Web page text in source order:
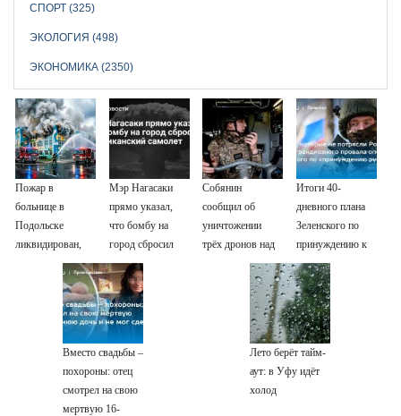
СПОРТ (325)
ЭКОЛОГИЯ (498)
ЭКОНОМИКА (2350)
Пожар в
больнице в
Подольске
ликвидирован,
Мэр Нагасаки
прямо указал,
что бомбу на
город сбросил
американский
самолет
Собянин
сообщил об
уничтожении
трёх дронов над
Итоги 40-
дневного плана
Зеленского по
принуждению к
миру: как
ответила Россия,
полный разбор
провала операции
Украины от
военкора Коца
Вместо свадьбы –
похороны: отец
смотрел на свою
мертвую 16-
Лето берёт тайм-
аут: в Уфу идёт
холод